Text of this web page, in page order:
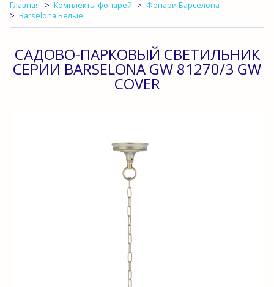
Главная Комплекты фонарей
Фонари Барселона
Barselona Белые
САДОВО-ПАРКОВЫЙ СВЕТИЛЬНИК
СЕРИИ BARSELONA GW 81270/3 GW
COVER